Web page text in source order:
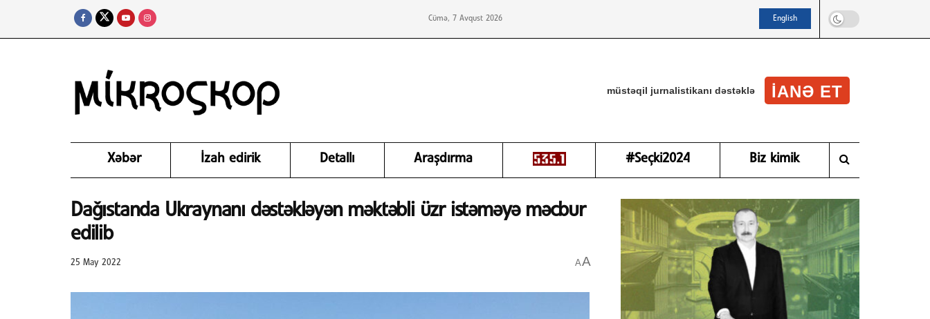
Cümə, 7 Avqust 2026 English
müstəqil jurnalistikanı dəstəklə IANƏ ET
Xəbər İzah edirik Detallı Araşdırma #Seçki2024 Biz kimik
Dağıstanda Ukraynanı dəstəkləyən məktəbli üzr istəməyə məcbur
edilib
25 May 2022 AA